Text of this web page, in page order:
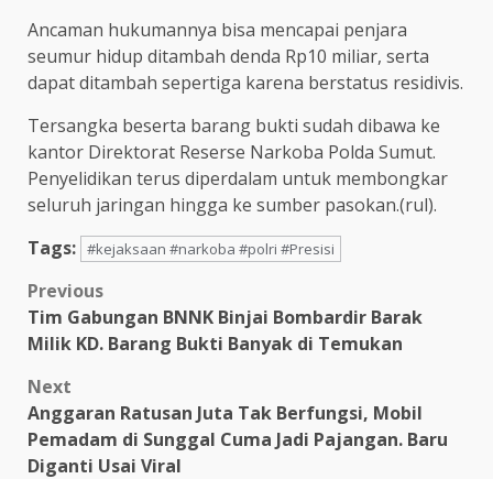
Ancaman hukumannya bisa mencapai penjara
seumur hidup ditambah denda Rp10 miliar, serta
dapat ditambah sepertiga karena berstatus residivis.
Tersangka beserta barang bukti sudah dibawa ke
kantor Direktorat Reserse Narkoba Polda Sumut.
Penyelidikan terus diperdalam untuk membongkar
seluruh jaringan hingga ke sumber pasokan.(rul).
Tags: #kejaksaan #narkoba #polri #Presisi
Post
navigation
Previous
Tim Gabungan BNNK Binjai Bombardir Barak
Milik KD. Barang Bukti Banyak di Temukan
Next
Anggaran Ratusan Juta Tak Berfungsi, Mobil
Pemadam di Sunggal Cuma Jadi Pajangan. Baru
Diganti Usai Viral